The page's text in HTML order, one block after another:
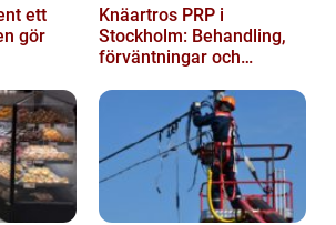
ett
gör
Knäartros PRP i
Stockholm: Behandling,
förväntningar och